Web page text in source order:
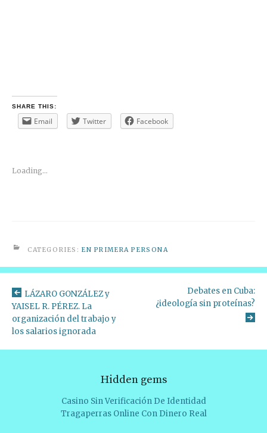
SHARE THIS:
Email Twitter Facebook
Loading...
CATEGORIES:EN PRIMERA PERSONA
LÁZARO GONZÁLEZ y
YAISEL R. PÉREZ. La
organización del trabajo y
los salarios ignorada
Debates en Cuba:
¿ideología sin proteínas?
Hidden gems
Casino Sin Verificación De Identidad
Tragaperras Online Con Dinero Real